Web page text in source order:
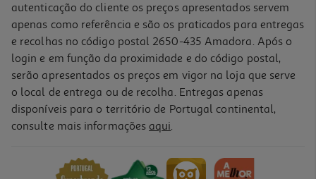
autenticação do cliente os preços apresentados servem
apenas como referência e são os praticados para entregas
e recolhas no código postal 2650-435 Amadora. Após o
login e em função da proximidade e do código postal,
serão apresentados os preços em vigor na loja que serve
o local de entrega ou de recolha. Entregas apenas
disponíveis para o território de Portugal continental,
consulte mais informações aqui.